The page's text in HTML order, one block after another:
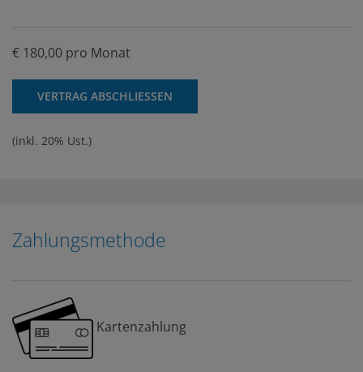
€ 180,00 pro Monat
VERTRAG ABSCHLIESSEN
(inkl. 20% Ust.)
Zahlungsmethode
Kartenzahlung